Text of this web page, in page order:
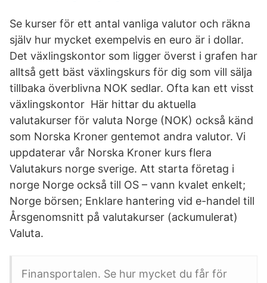
Se kurser för ett antal vanliga valutor och räkna
själv hur mycket exempelvis en euro är i dollar.
Det växlingskontor som ligger överst i grafen har
alltså gett bäst växlingskurs för dig som vill sälja
tillbaka överblivna NOK sedlar. Ofta kan ett visst
växlingskontor Här hittar du aktuella
valutakurser för valuta Norge (NOK) också känd
som Norska Kroner gentemot andra valutor. Vi
uppdaterar vår Norska Kroner kurs flera
Valutakurs norge sverige. Att starta företag i
norge Norge också till OS – vann kvalet enkelt;
Norge börsen; Enklare hantering vid e-handel till
Årsgenomsnitt på valutakurser (ackumulerat)
Valuta.
Finansportalen. Se hur mycket du får för